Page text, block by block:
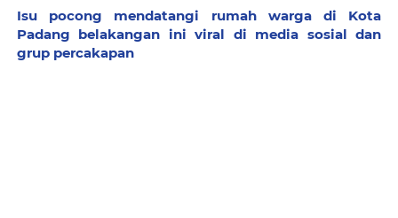
Isu pocong mendatangi rumah warga di Kota
Padang belakangan ini viral di media sosial dan
grup percakapan